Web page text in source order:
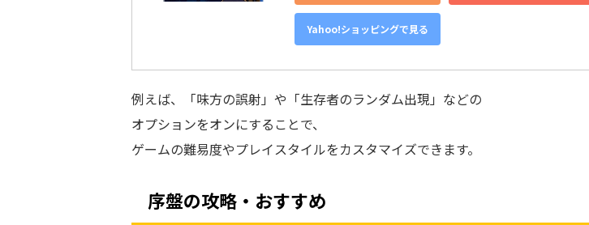
Yahoo!ショッピングで見る
例えば、「味方の誤射」や「生存者のランダム出現」などの
オプションをオンにすることで、
ゲームの難易度やプレイスタイルをカスタマイズできます。
序盤の攻略・おすすめ